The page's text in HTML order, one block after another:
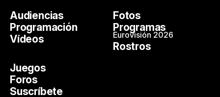
Audiencias
Programación
Vídeos
Fotos
Programas
Eurovisión 2026
Rostros
Juegos
Foros
Suscríbete